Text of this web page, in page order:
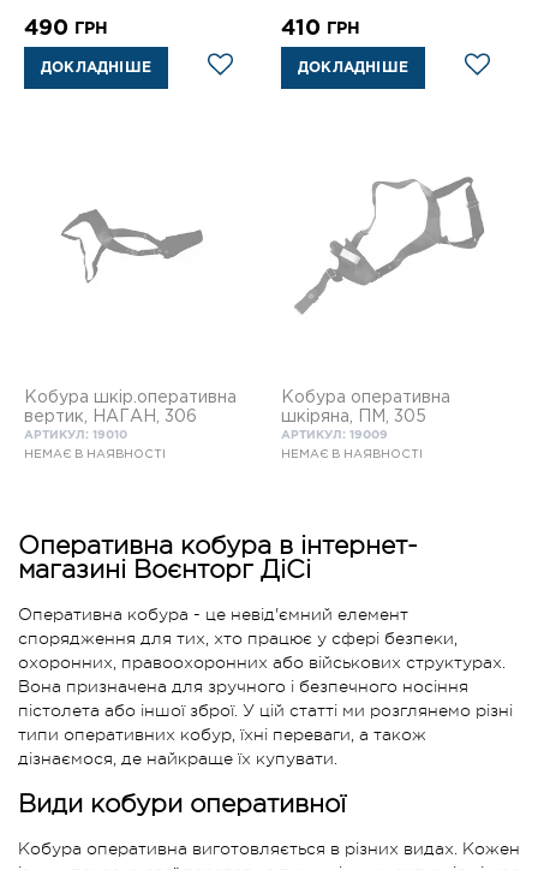
490 ГРН
ДОКЛАДНІШЕ
410 ГРН
ДОКЛАДНІШЕ
Кобура шкір.оперативна
вертик, НАГАН, 306
АРТИКУЛ: 19010
НЕМАЄ В НАЯВНОСТІ
Кобура оперативна
шкіряна, ПМ, 305
АРТИКУЛ: 19009
НЕМАЄ В НАЯВНОСТІ
Оперативна кобура в інтернет-
магазині Воєнторг ДіСі
Оперативна кобура - це невід'ємний елемент
спорядження для тих, хто працює у сфері безпеки,
охоронних, правоохоронних або військових структурах.
Вона призначена для зручного і безпечного носіння
пістолета або іншої зброї. У цій статті ми розглянемо різні
типи оперативних кобур, їхні переваги, а також
дізнаємося, де найкраще їх купувати.
Види кобури оперативної
Кобура оперативна виготовляється в різних видах. Кожен